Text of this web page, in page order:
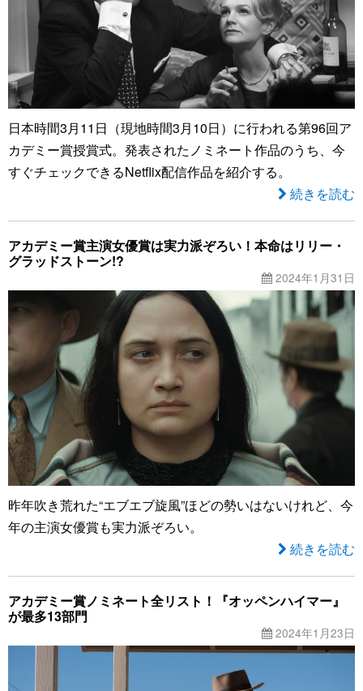
日本時間3月11日（現地時間3月10日）に行われる第96回ア
カデミー賞授賞式。発表されたノミネート作品のうち、今
すぐチェックできるNetflix配信作品を紹介する。
続きを読む
アカデミー賞主演女優賞は実力派ぞろい！本命はリリー・
グラッドストーン!?
2024年1月31日
昨年吹き荒れた“エブエブ旋風”ほどの勢いはないけれど、今
年の主演女優賞も実力派ぞろい。
続きを読む
アカデミー賞ノミネート全リスト！『オッペンハイマー』
が最多13部門
2024年1月23日